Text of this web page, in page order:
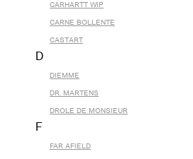
CARHARTT WIP
CARNE BOLLENTE
CASTART
D
DIEMME
DR. MARTENS
DROLE DE MONSIEUR
F
FAR AFIELD